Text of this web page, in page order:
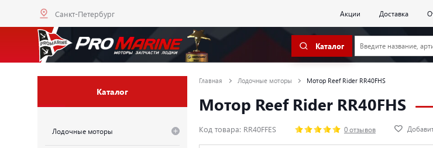
Санкт-Петербург Акции Доставка
Каталог
Каталог
Лодочные моторы
Главная Лодочные моторы Мотор Reef Rider RR40FHS
Мотор Reef Rider RR40FHS
Код товара: RR40FFES 0 отзывов